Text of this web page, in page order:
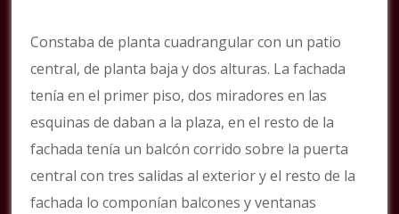
Constaba de planta cuadrangular con un patio
central, de planta baja y dos alturas. La fachada
tenía en el primer piso, dos miradores en las
esquinas de daban a la plaza, en el resto de la
fachada tenía un balcón corrido sobre la puerta
central con tres salidas al exterior y el resto de la
fachada lo componían balcones y ventanas